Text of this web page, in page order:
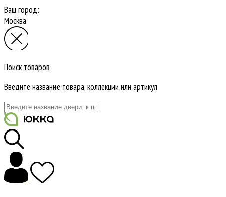
Ваш город:
Москва
Поиск товаров
Введите название товара, коллекции или артикул